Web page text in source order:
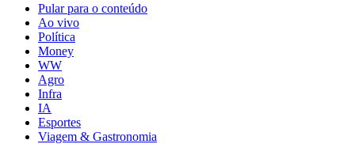
Pular para o conteúdo
Ao vivo
Política
Money
WW
Agro
Infra
IA
Esportes
Viagem & Gastronomia